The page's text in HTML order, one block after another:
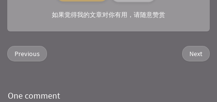
如果觉得我的文章对你有用，请随意赞赏
Next
Previous
One comment